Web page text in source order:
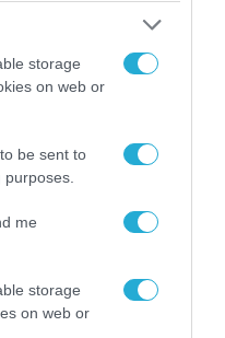
storage
on web or
be sent to
me
storage
on web or
τον
ΣΚΑΪ – Ο λόγος της